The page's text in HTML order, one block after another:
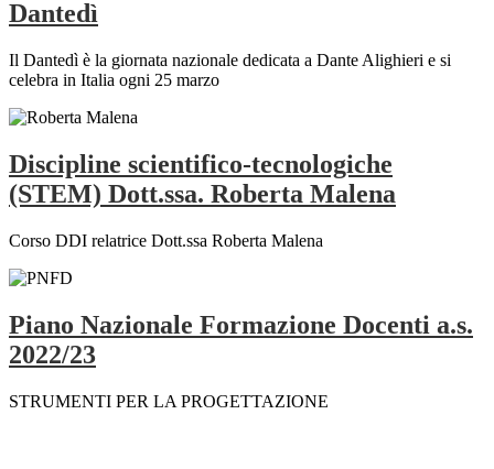
Dantedì
Il Dantedì è la giornata nazionale dedicata a Dante Alighieri e si
celebra in Italia ogni 25 marzo
Discipline scientifico-tecnologiche
(STEM) Dott.ssa. Roberta Malena
Corso DDI relatrice Dott.ssa Roberta Malena
Piano Nazionale Formazione Docenti a.s.
2022/23
STRUMENTI PER LA PROGETTAZIONE